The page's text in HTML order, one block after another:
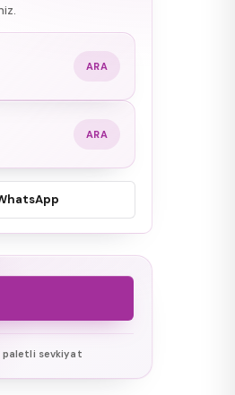
ARA
ARA
paletli sevkiyat